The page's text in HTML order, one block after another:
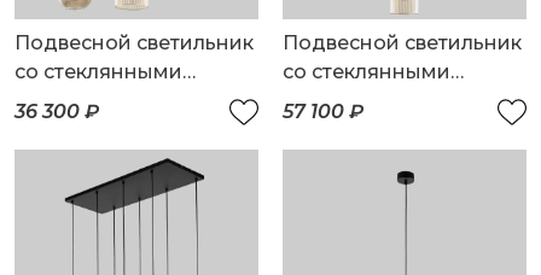
Подвесной светильник
со стеклянными
плафонами
36 300 ₽
Подвесной светильник
со стеклянными
плафонами
57 100 ₽